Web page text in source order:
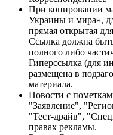
При копировании
Украины и мира»,
прямая открытая
Ссылка должна
полного либо
Гиперссылка (для
размещена в
материала.
Новости с
"Заявление",
"Тест-драйв",
правах рекламы.